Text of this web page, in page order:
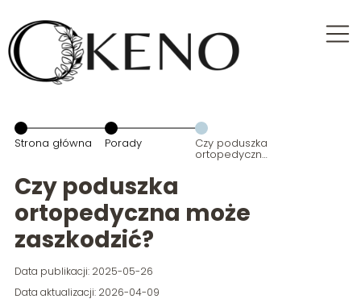
Strona główna Porady Czy poduszka
ortopedyczna
może
Czy poduszka
ortopedyczna może
zaszkodzić?
Data publikacji: 2025-05-26
Data aktualizacji: 2026-04-09